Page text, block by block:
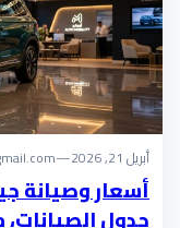
أبريل 21, 2026 —
جدول الصيانات،